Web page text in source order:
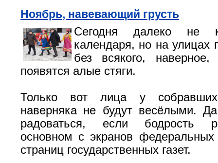
Ноябрь, навевающий грусть
Сегодня далеко не
календаря, но на улицах
без всякого,
появятся алые стяги.
Только вот лица у
наверняка не будут весёлыми.
радоваться, если бодрость
основном с экранов
страниц государственных газет.